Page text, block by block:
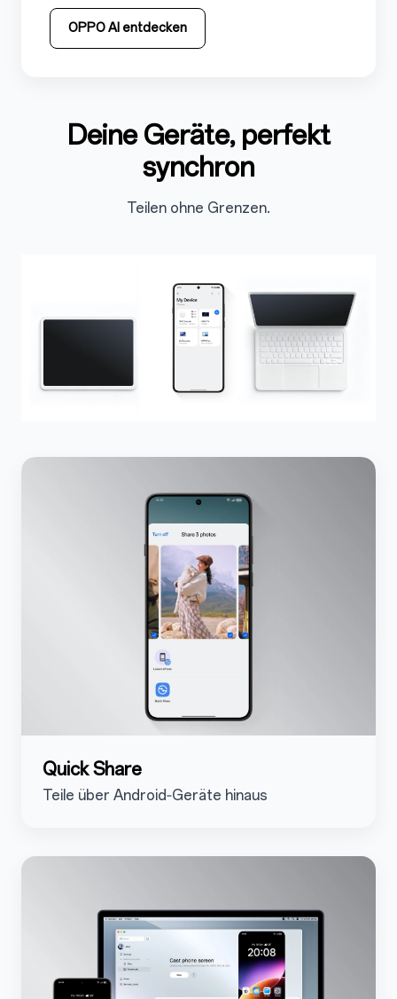
OPPO AI entdecken
Deine Geräte, perfekt
synchron
Teilen ohne Grenzen.
5.3.1
Quick Share
Teile über Android‑Geräte hinaus
5.3.2